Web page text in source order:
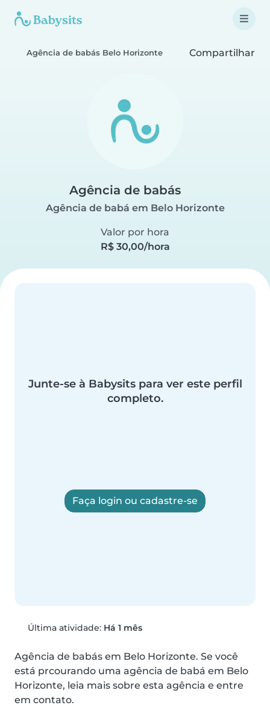
Agência de babás Belo Horizonte Compartilhar
Agência de babás
Agência de babá em Belo Horizonte
Valor por hora
R$ 30,00/hora
Junte-se à Babysits para ver este perfil
completo.
Faça login ou cadastre-se
Última atividade: Há 1 mês
Agência de babás em Belo Horizonte. Se você
está prcourando uma agência de babá em Belo
Horizonte, leia mais sobre esta agência e entre
em contato.